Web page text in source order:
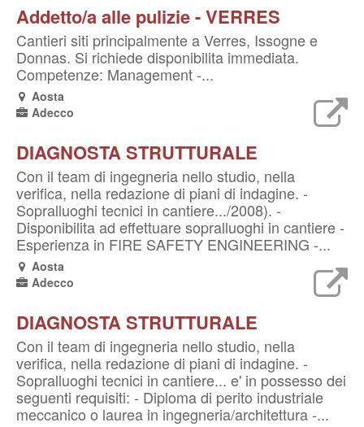
Addetto/a alle pulizie - VERRES
Cantieri siti principalmente a Verres, Issogne e
Donnas. Si richiede disponibilita immediata.
Competenze: Management -...
Aosta
Adecco
DIAGNOSTA STRUTTURALE
Con il team di ingegneria nello studio, nella
verifica, nella redazione di piani di indagine. -
Sopralluoghi tecnici in cantiere.../2008). -
Disponibilita ad effettuare sopralluoghi in cantiere -
Esperienza in FIRE SAFETY ENGINEERING -...
Aosta
Adecco
DIAGNOSTA STRUTTURALE
Con il team di ingegneria nello studio, nella
verifica, nella redazione di piani di indagine. -
Sopralluoghi tecnici in cantiere... e' in possesso dei
seguenti requisiti: - Diploma di perito industriale
meccanico o laurea in ingegneria/architettura -...